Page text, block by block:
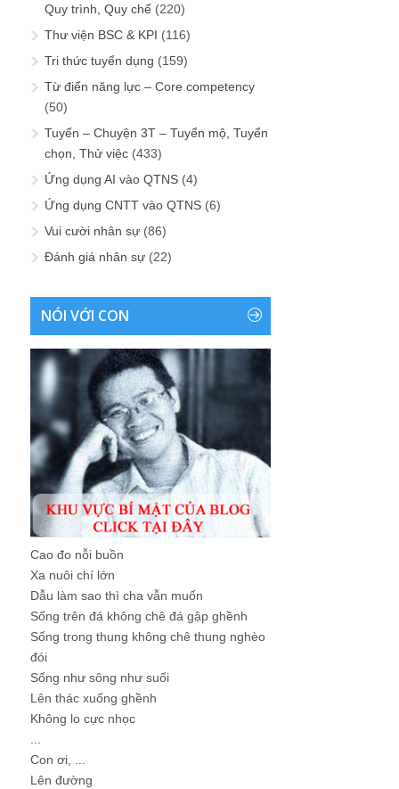
Quy trình, Quy chế (220)
Thư viện BSC & KPI (116)
Tri thức tuyển dụng (159)
Từ điển năng lực – Core competency
(50)
Tuyển – Chuyện 3T – Tuyển mộ, Tuyển
chọn, Thử việc (433)
Ứng dụng AI vào QTNS (4)
Ứng dụng CNTT vào QTNS (6)
Vui cười nhân sự (86)
Đánh giá nhân sự (22)
NÓI VỚI CON
Cao đo nỗi buồn
Xa nuôi chí lớn
Dẫu làm sao thì cha vẫn muốn
Sống trên đá không chê đá gập ghềnh
Sống trong thung không chê thung nghèo
đói
Sống như sông như suối
Lên thác xuống ghềnh
Không lo cực nhọc
Con ơi, ...
Lên đường